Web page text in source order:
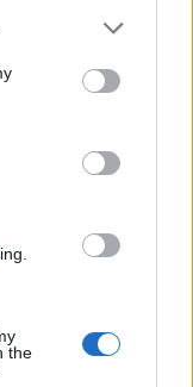
or more Google
You may click to
party tags to
in below Google
the
e
molto
vedrà
facoltà
è
perché
il
assessorato.